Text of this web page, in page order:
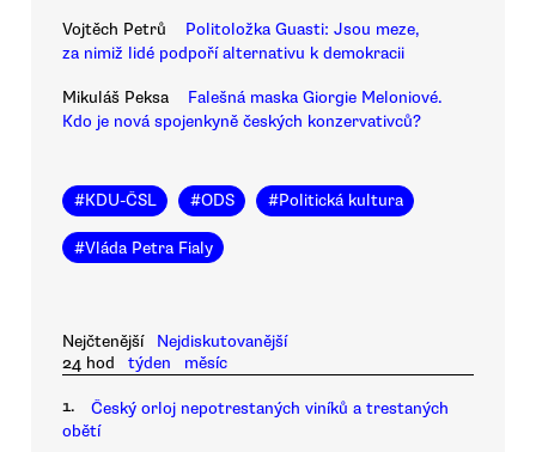
Vojtěch Petrů
Politoložka Guasti: Jsou meze,
za nimiž lidé podpoří alternativu k demokracii
Mikuláš Peksa
Falešná maska Giorgie Meloniové.
Kdo je nová spojenkyně českých konzervativců?
#KDU-ČSL #ODS #Politická kultura
#Vláda Petra Fialy
Nejčtenější
Nejdiskutovanější
24 hod
týden měsíc
1.
Český orloj nepotrestaných viníků a trestaných
obětí